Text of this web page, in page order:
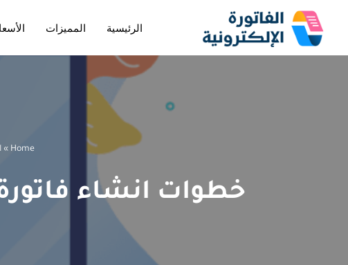
تخطى
إلى
الرئيسية المميزات
Home
»
خطوات انشاء